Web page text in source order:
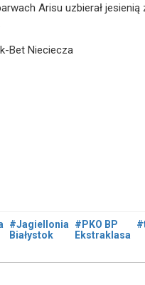
Arisu uzbierał jesienią
Bet Nieciecza
#Jagiellonia
Białystok
#PKO BP
Ekstraklasa